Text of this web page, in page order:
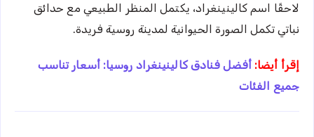
لاحقًا اسم كالينينغراد، يكتمل المنظر الطبيعي مع حدائق
نباتي تكمل الصورة الحيوانية لمدينة روسية فريدة.
إقرأ أيضا: أفضل فنادق كالينينغراد روسيا: أسعار تناسب
جميع الفئات